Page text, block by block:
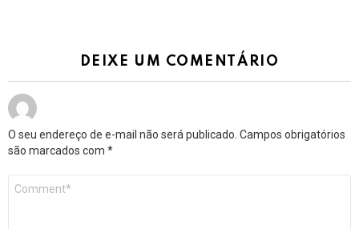
DEIXE UM COMENTÁRIO
O seu endereço de e-mail não será publicado. Campos obrigatórios
são marcados com *